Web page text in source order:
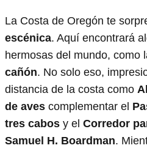
La Costa de Oregón te
escénica. Aquí encontrará
hermosas del mundo, como
cañón. No solo eso,
distancia de la costa como
de aves complementar el
tres cabos y el Corredor
Samuel H. Boardman.